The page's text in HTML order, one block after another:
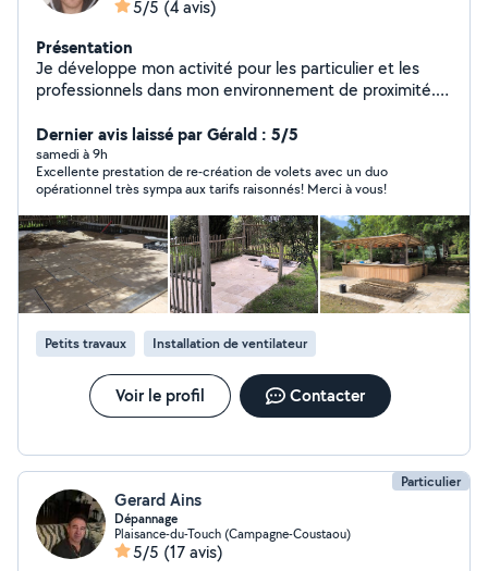
5/5 (4 avis)
Présentation
Je développe mon activité pour les particulier et les
professionnels dans mon environnement de proximité.
professionnel et je met mon savoir-faire et mon
expérience au service de mes clients. Pour les clients au
delà de 5km, m'appeler directement et laisser un
message avec vos coordonnées.
Dernier avis laissé par Gérald : 5/5
samedi à 9h
Excellente prestation de re-création de volets avec un duo
opérationnel très sympa aux tarifs raisonnés! Merci à vous!
Petits travaux Installation de ventilateur
Voir le profil Contacter
Particulier
Gerard Ains
Dépannage
Plaisance-du-Touch (Campagne-Coustaou)
5/5 (17 avis)